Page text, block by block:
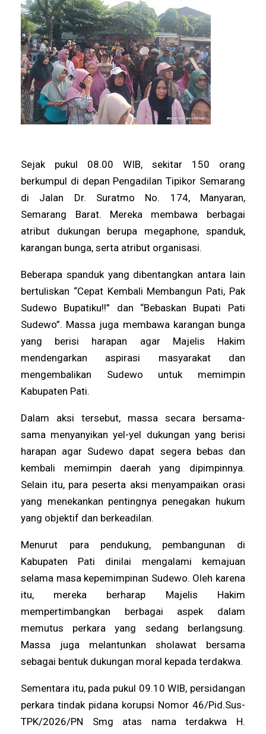
Sejak pukul 08.00 WIB, sekitar 150 orang
berkumpul di depan Pengadilan Tipikor Semarang
di Jalan Dr. Suratmo No. 174, Manyaran,
Semarang Barat. Mereka membawa berbagai
atribut dukungan berupa megaphone, spanduk,
karangan bunga, serta atribut organisasi.
Beberapa spanduk yang dibentangkan antara lain
bertuliskan “Cepat Kembali Membangun Pati, Pak
Sudewo Bupatiku!!” dan “Bebaskan Bupati Pati
Sudewo”. Massa juga membawa karangan bunga
yang berisi harapan agar Majelis Hakim
mendengarkan aspirasi masyarakat dan
mengembalikan Sudewo untuk memimpin
Kabupaten Pati.
Dalam aksi tersebut, massa secara bersama-
sama menyanyikan yel-yel dukungan yang berisi
harapan agar Sudewo dapat segera bebas dan
kembali memimpin daerah yang dipimpinnya.
Selain itu, para peserta aksi menyampaikan orasi
yang menekankan pentingnya penegakan hukum
yang objektif dan berkeadilan.
Menurut para pendukung, pembangunan di
Kabupaten Pati dinilai mengalami kemajuan
selama masa kepemimpinan Sudewo. Oleh karena
itu, mereka berharap Majelis Hakim
mempertimbangkan berbagai aspek dalam
memutus perkara yang sedang berlangsung.
Massa juga melantunkan sholawat bersama
sebagai bentuk dukungan moral kepada terdakwa.
Sementara itu, pada pukul 09.10 WIB, persidangan
perkara tindak pidana korupsi Nomor 46/Pid.Sus-
TPK/2026/PN Smg atas nama terdakwa H.